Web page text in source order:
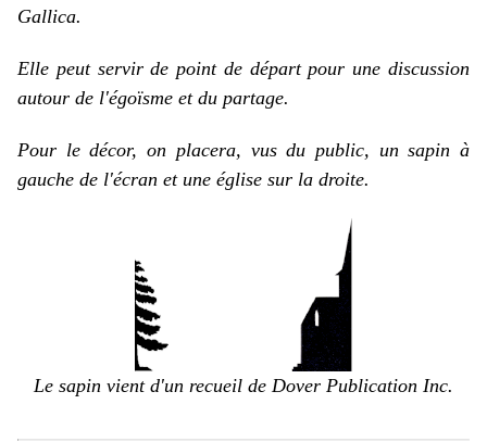
Gallica.
Elle peut servir de point de départ pour une discussion
autour de l'égoïsme et du partage.
Pour le décor, on placera, vus du public, un sapin à
gauche de l'écran et une église sur la droite.
Le sapin vient d'un recueil de Dover Publication Inc.